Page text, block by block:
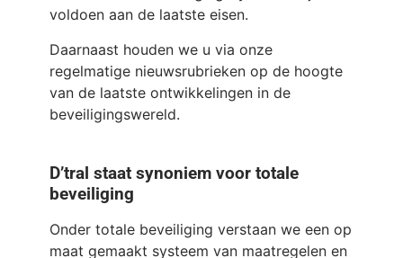
voldoen aan de laatste eisen.
Daarnaast houden we u via onze
regelmatige nieuwsrubrieken op de hoogte
van de laatste ontwikkelingen in de
beveiligingswereld.
D’tral staat synoniem voor totale
beveiliging
Onder totale beveiliging verstaan we een op
maat gemaakt systeem van maatregelen en